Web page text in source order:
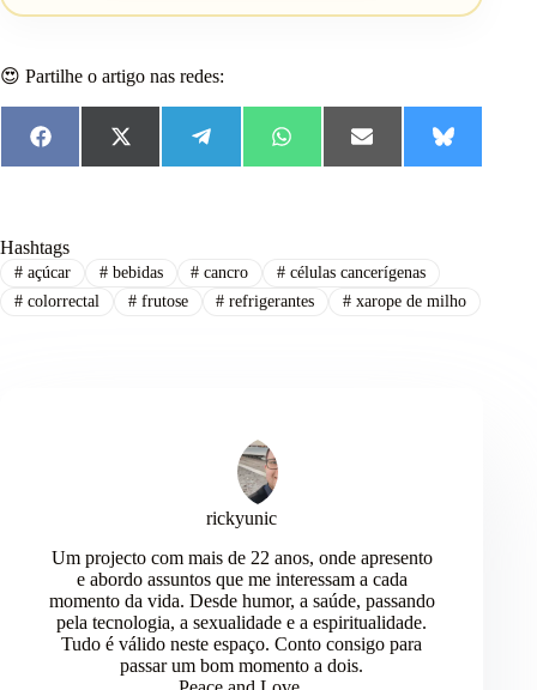
😍 Partilhe o artigo nas redes:
F
a
o
o
k
X
(
t
e
r
e
m
W
h
p
p
E
m
B
l
Hashtags
#açúcar #bebidas # cancro # células cancerígenas
#colorrectal #frutose # refrigerantes # xarope de milho
rickyunic
Um projecto com mais de 22 anos, onde apresento
e abordo assuntos que me interessam a cada
momento da vida. Desde humor, a saúde, passando
pela tecnologia, a sexualidade e a espiritualidade.
Tudo é válido neste espaço. Conto consigo para
passar um bom momento a dois.